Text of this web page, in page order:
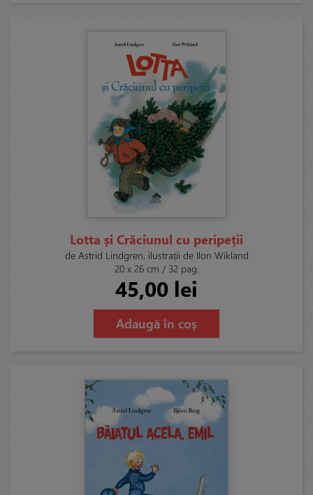
Lotta și Crăciunul cu peripeții
de Astrid Lindgren, ilustrații de Ilon Wikland
20 x 26 cm / 32 pag.
45,00 lei
Adaugă în coș